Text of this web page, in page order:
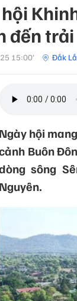
đến
15:00’ Đắk
Ngày hội
Buôn
sông
Nguyên.